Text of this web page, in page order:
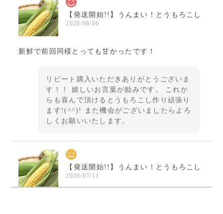
【発送開始!!】うんまい！とうもろこし
2026/08/06
新鮮で前回同様とっても甘かったです！
リピート購入いただきありがとうございま
す！！ 嬉しいお言葉が励みです。 これか
らも喜んで頂けるとうもろこし作り頑張り
ます!(^^)! また機会がございましたらよろ
しくお願いいたします。
【発送開始!!】うんまい！とうもろこし
2026/07/11